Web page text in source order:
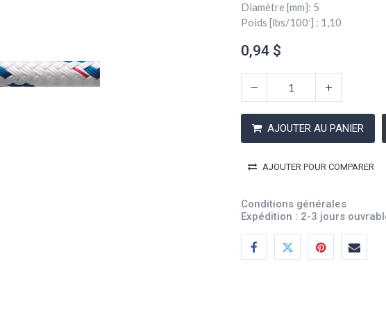
Diamètre [mm]: 5
Poids [lbs/100′] : 1,10
0,94 $
AJOUTER AU PANIER
AJOUTER POUR COMPARER
Conditions générales
Expédition : 2-3 jours